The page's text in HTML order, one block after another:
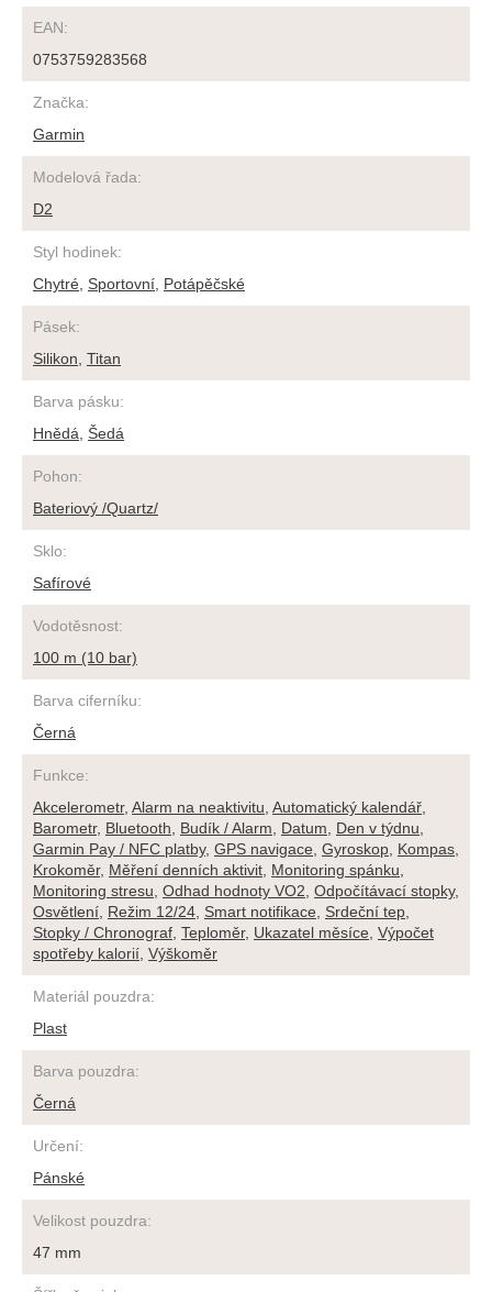
EAN:
0753759283568
Značka:
Garmin
Modelová řada:
D2
Styl hodinek:
Chytré Sportovní Potápěčské
Pásek:
Silikon Titan
Barva pásku:
Hnědá
Šedá
Pohon:
Bateriový /Quartz/
Sklo:
Safírové
Vodotěsnost:
100 m (10 bar)
Barva ciferníku:
Černá
Funkce:
Akcelerometr, Alarm na neaktivitu Automatický kalendář
Barometr, Bluetooth Budík / Alarm Datum Den v týdnu
Garmin Pay / NFC platby, GPS navigace Gyroskop Kompas
Krokoměr, Měření denních aktivit Monitoring spánku
Monitoring stresu Odhad hodnoty VO2 Odpočítávací stopky,
Osvětlení Režim 12/24 Smart notifikace Srdeční tep
Stopky / Chronograf Teploměr, Ukazatel měsíce Výpočet
spotřeby kalorií Výškoměr
Materiál pouzdra:
Plast
Barva pouzdra:
Černá
Určení:
Pánské
Velikost pouzdra:
47 mm